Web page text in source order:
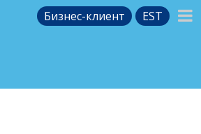
Бизнес-клиент EST